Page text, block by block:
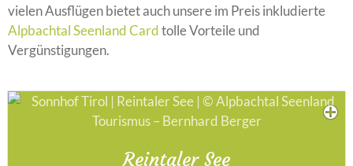
vielen Ausflügen bietet auch unsere im Preis inkludierte
Alpbachtal Seenland Cardtolle Vorteile und
Vergünstigungen.
Reintaler See